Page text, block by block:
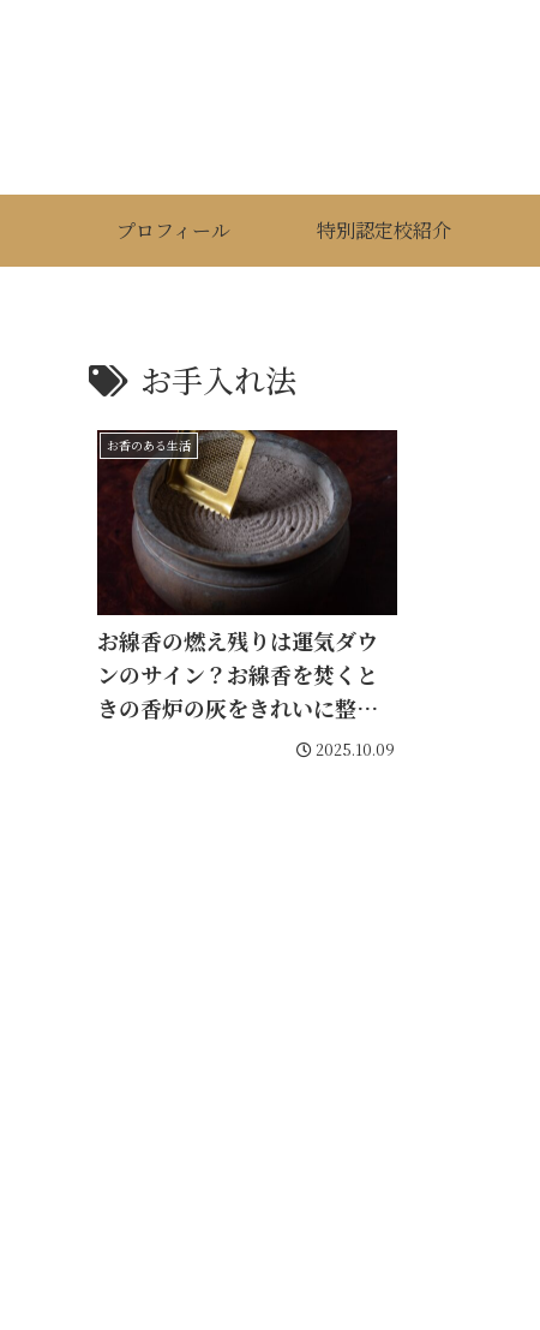
プロフィール 特別認定校紹介
お手入れ法
お香のある生活
お線香の燃え残りは運気ダウ
ンのサイン？お線香を焚くと
きの香炉の灰をきれいに整え
2025.10.09